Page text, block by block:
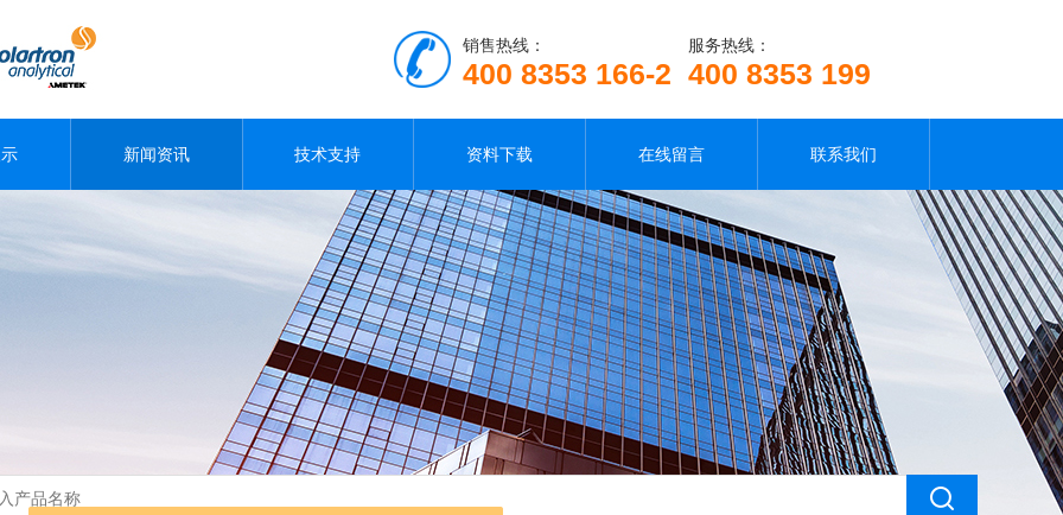
服务热线：
400 8353 199
销售热线：
400 8353 166-2
新闻资讯 技术支持 资料下载 在线留言 联系我们